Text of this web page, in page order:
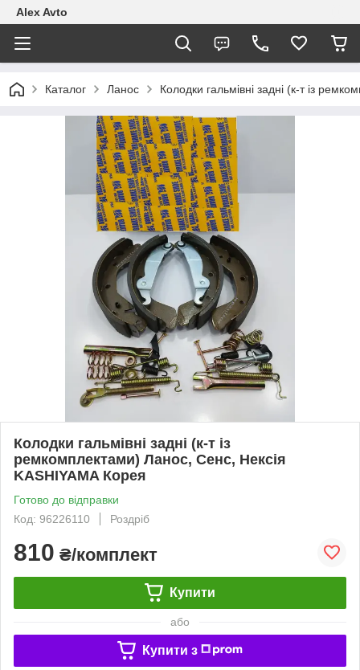
Alex Avto
Каталог Ланос Колодки гальмівні задні (к-т із
Колодки гальмівні задні (к-т із
ремкомплектами) Ланос, Сенс, Нексія
KASHIYAMA Корея
Готово до відправки
Код: 96226110
Роздріб
810 ₴/комплект
Купити
або
Купити з